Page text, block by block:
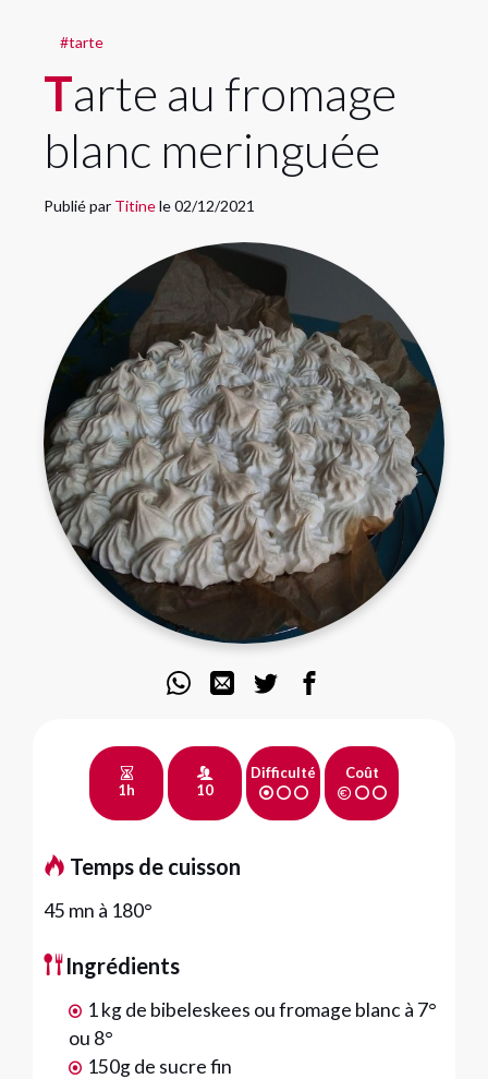
#tarte
Tarte au fromage
blanc meringuée
Publié par Titinele 02/12/2021
1h 10
Difficulté Coût
Temps de cuisson
45 mn à 180°
Ingrédients
1 kg de bibeleskees ou fromage blanc à 7°
ou 8°
150g de sucre fin